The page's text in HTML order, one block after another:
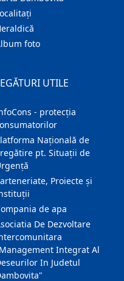
foto
UTILE
- protecția
Națională de
pt. Situații de
Proiecte și
de apa
De Dezvoltare
Integrat Al
In Judetul